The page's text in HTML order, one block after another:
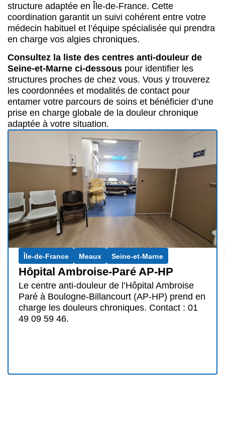
structure adaptée en Île-de-France. Cette
coordination garantit un suivi cohérent entre votre
médecin habituel et l’équipe spécialisée qui prendra
en charge vos algies chroniques.
Consultez la liste des centres anti-douleur de
Seine-et-Marne ci-dessous pour identifier les
structures proches de chez vous. Vous y trouverez
les coordonnées et modalités de contact pour
entamer votre parcours de soins et bénéficier d’une
prise en charge globale de la douleur chronique
adaptée à votre situation.
Île-de-France Meaux Seine-et-Marne
Hôpital Ambroise-Paré AP-HP
Le centre anti-douleur de l’Hôpital Ambroise
Paré à Boulogne-Billancourt (AP-HP) prend en
charge les douleurs chroniques. Contact : 01
49 09 59 46.